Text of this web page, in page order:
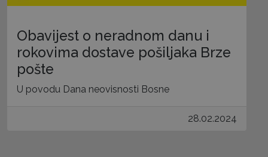
Obavijest o neradnom danu i
rokovima dostave pošiljaka Brze
pošte
U povodu Dana neovisnosti Bosne
28.02.2024